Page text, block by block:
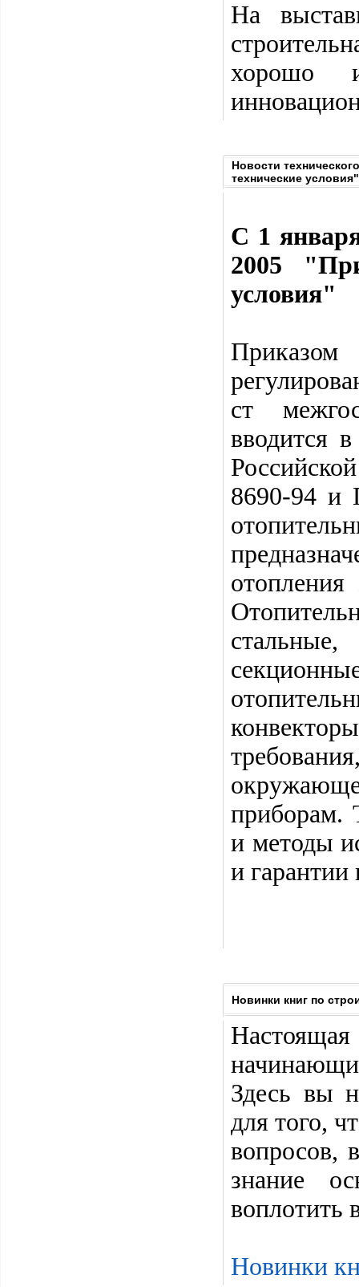
На
хорошо
Новости
технические условия"
С 1
2005
условия"
Приказом
ст
вводится
8690-94 и
приборам.
и методы
и гарантии
Новинки книг по
Здесь вы
для того,
вопросов,
знание
воплотить
Новинки